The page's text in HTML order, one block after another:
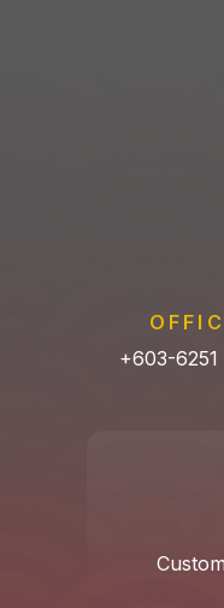
+603-6251